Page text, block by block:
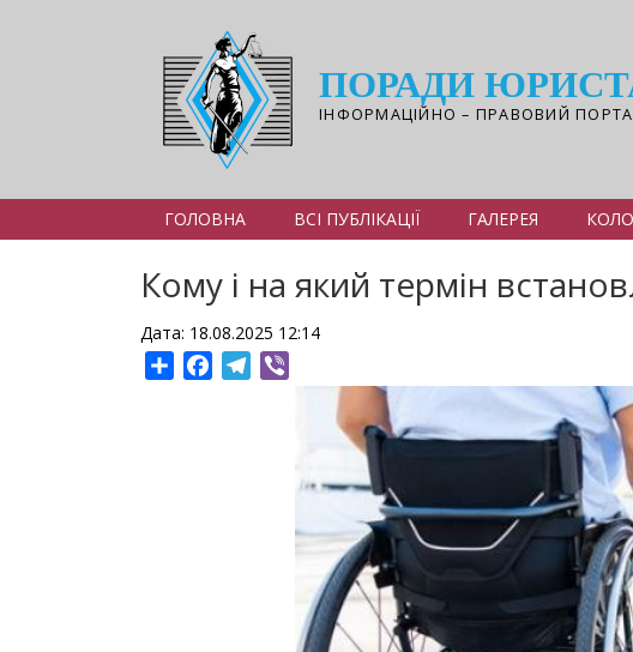
ПОРАДИ
ІНФОРМАЦІЙНО – ПРАВОВИЙ
ГОЛОВНА ВСІ ПУБЛІКАЦІЇ ГАЛЕРЕЯ
Кому і на який термін
Дата: 18.08.2025 12:14
ShareFacebookTelegram